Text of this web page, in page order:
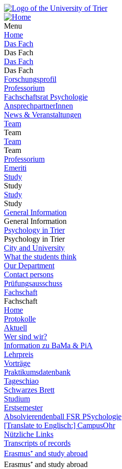
Menu
Home
Das Fach
Das Fach
Das Fach
Das Fach
Forschungsprofil
Professorium
Fachschaftsrat Psychologie
AnsprechpartnerInnen
News & Veranstaltungen
Team
Team
Team
Team
Professorium
Emeriti
Study
Study
Study
Study
General Information
General Information
Psychology in Trier
Psychology in Trier
City and University
What the students think
Our Department
Contact persons
Prüfungsausschuss
Fachschaft
Fachschaft
Home
Protokolle
Aktuell
Wer sind wir?
Information zu BaMa & PiA
Lehrpreis
Vorträge
Praktikumsdatenbank
Tageschiao
Schwarzes Brett
Studium
Erstsemester
Absolvierendenball FSR PSychologie
[Translate to Englisch:] CampusOhr
Nützliche Links
Transcripts of records
Erasmus⁺ and study abroad
Erasmus⁺ and study abroad